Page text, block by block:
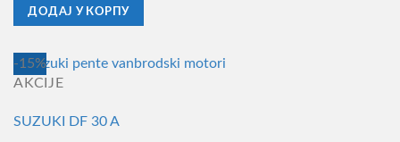
цена
је
ДОДАЈ У КОРПУ
-15%
AKCIJE
SUZUKI DF 30 A